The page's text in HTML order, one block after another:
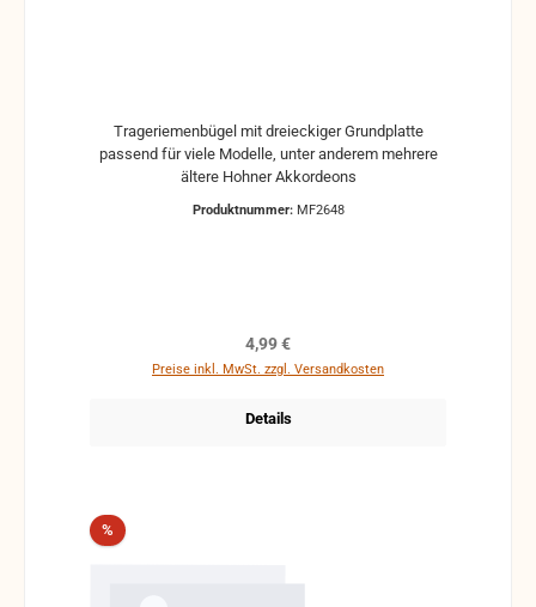
Trageriemenbügel mit dreieckiger Grundplatte
passend für viele Modelle, unter anderem mehrere
ältere Hohner Akkordeons
Produktnummer: MF2648
Regulärer Preis:
4,99 €
Preise inkl. MwSt. zzgl. Versandkosten
Details
%Rabatt